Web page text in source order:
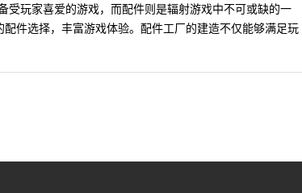
受玩家喜爱的游戏，而配件则是辐射游戏中不可或缺的一
件选择，丰富游戏体验。配件工厂的建造不仅能够满足玩